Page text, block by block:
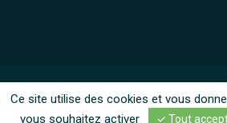
Ce site utilise des cookies et vous
vous souhaitez activer
Tout